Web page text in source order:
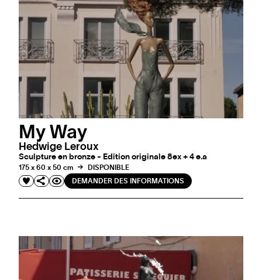
My Way
Hedwige Leroux
Sculpture en bronze - Edition originale 8ex + 4 e.a
175 x 60 x 50 cm
DISPONIBLE
DEMANDER DES INFORMATIONS